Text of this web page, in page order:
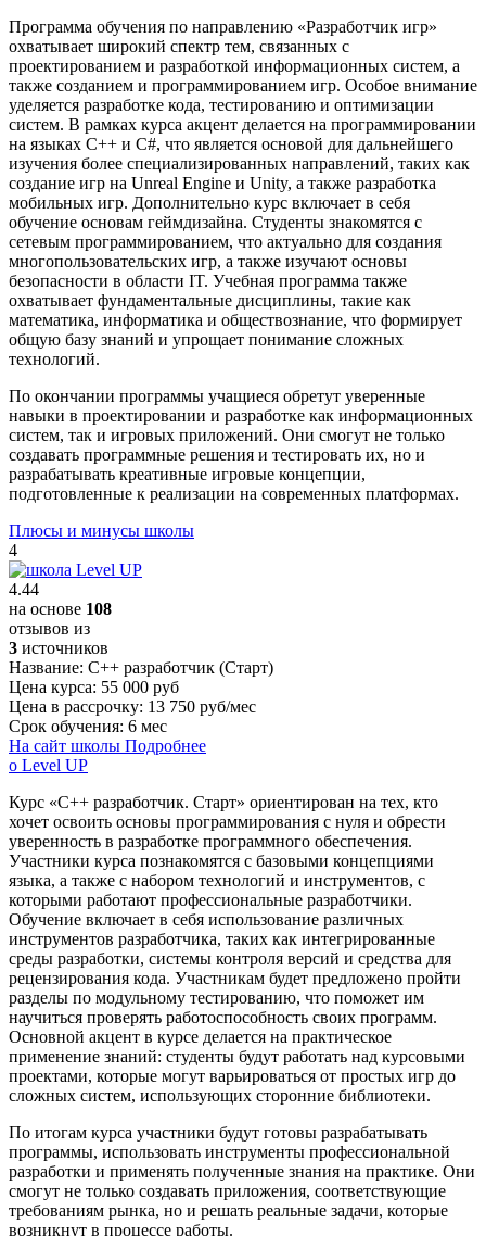
Программа обучения по направлению «Разработчик игр»
охватывает широкий спектр тем, связанных с
проектированием и разработкой информационных систем, а
также созданием и программированием игр. Особое внимание
уделяется разработке кода, тестированию и оптимизации
систем. В рамках курса акцент делается на программировании
на языках C++ и C#, что является основой для дальнейшего
изучения более специализированных направлений, таких как
создание игр на Unreal Engine и Unity, а также разработка
мобильных игр. Дополнительно курс включает в себя
обучение основам геймдизайна. Студенты знакомятся с
сетевым программированием, что актуально для создания
многопользовательских игр, а также изучают основы
безопасности в области IT. Учебная программа также
охватывает фундаментальные дисциплины, такие как
математика, информатика и обществознание, что формирует
общую базу знаний и упрощает понимание сложных
технологий.
По окончании программы учащиеся обретут уверенные
навыки в проектировании и разработке как информационных
систем, так и игровых приложений. Они смогут не только
создавать программные решения и тестировать их, но и
разрабатывать креативные игровые концепции,
подготовленные к реализации на современных платформах.
Плюсы и минусы школы
4
4.44
на основе 108
отзывов из
3 источников
Название: С++ разработчик (Старт)
Цена курса: 55 000 руб
Цена в рассрочку: 13 750 руб/мес
Срок обучения: 6 мес
На сайт школы Подробнее
о Level UP
Курс «C++ разработчик. Старт» ориентирован на тех, кто
хочет освоить основы программирования с нуля и обрести
уверенность в разработке программного обеспечения.
Участники курса познакомятся с базовыми концепциями
языка, а также с набором технологий и инструментов, с
которыми работают профессиональные разработчики.
Обучение включает в себя использование различных
инструментов разработчика, таких как интегрированные
среды разработки, системы контроля версий и средства для
рецензирования кода. Участникам будет предложено пройти
разделы по модульному тестированию, что поможет им
научиться проверять работоспособность своих программ.
Основной акцент в курсе делается на практическое
применение знаний: студенты будут работать над курсовыми
проектами, которые могут варьироваться от простых игр до
сложных систем, использующих сторонние библиотеки.
По итогам курса участники будут готовы разрабатывать
программы, использовать инструменты профессиональной
разработки и применять полученные знания на практике. Они
смогут не только создавать приложения, соответствующие
требованиям рынка, но и решать реальные задачи, которые
возникнут в процессе работы.